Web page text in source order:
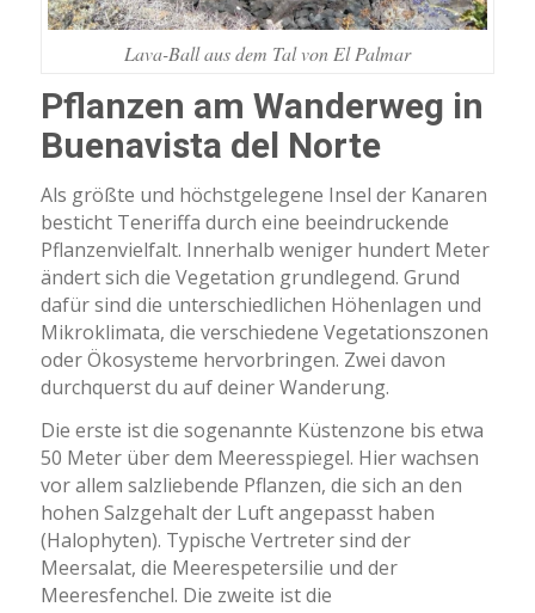
Lava-Ball aus dem Tal von El Palmar
Pflanzen am Wanderweg in
Buenavista del Norte
Als größte und höchstgelegene Insel der Kanaren
besticht Teneriffa durch eine beeindruckende
Pflanzenvielfalt. Innerhalb weniger hundert Meter
ändert sich die Vegetation grundlegend. Grund
dafür sind die unterschiedlichen Höhenlagen und
Mikroklimata, die verschiedene Vegetationszonen
oder Ökosysteme hervorbringen. Zwei davon
durchquerst du auf deiner Wanderung.
Die erste ist die sogenannte Küstenzone bis etwa
50 Meter über dem Meeresspiegel. Hier wachsen
vor allem salzliebende Pflanzen, die sich an den
hohen Salzgehalt der Luft angepasst haben
(Halophyten). Typische Vertreter sind der
Meersalat, die Meerespetersilie und der
Meeresfenchel. Die zweite ist die